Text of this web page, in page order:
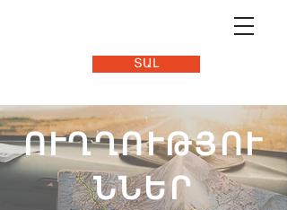
ՏԱԼ
ՈՒՂՂՈՒԹՅՈՒ
ՆՆԵՐ